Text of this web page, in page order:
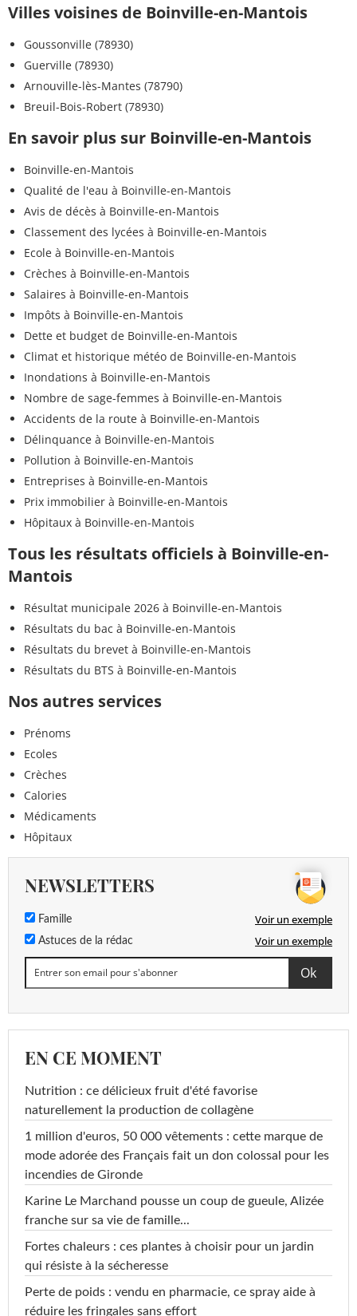
Villes voisines de Boinville-en-Mantois
Goussonville (78930)
Guerville (78930)
Arnouville-lès-Mantes (78790)
Breuil-Bois-Robert (78930)
En savoir plus sur Boinville-en-Mantois
Boinville-en-Mantois
Qualité de l'eau à Boinville-en-Mantois
Avis de décès à Boinville-en-Mantois
Classement des lycées à Boinville-en-Mantois
Ecole à Boinville-en-Mantois
Crèches à Boinville-en-Mantois
Salaires à Boinville-en-Mantois
Impôts à Boinville-en-Mantois
Dette et budget de Boinville-en-Mantois
Climat et historique météo de Boinville-en-Mantois
Inondations à Boinville-en-Mantois
Nombre de sage-femmes à Boinville-en-Mantois
Accidents de la route à Boinville-en-Mantois
Délinquance à Boinville-en-Mantois
Pollution à Boinville-en-Mantois
Entreprises à Boinville-en-Mantois
Prix immobilier à Boinville-en-Mantois
Hôpitaux à Boinville-en-Mantois
Tous les résultats officiels à Boinville-en-
Mantois
Résultat municipale 2026 à Boinville-en-Mantois
Résultats du bac à Boinville-en-Mantois
Résultats du brevet à Boinville-en-Mantois
Résultats du BTS à Boinville-en-Mantois
Nos autres services
Prénoms
Ecoles
Crèches
Calories
Médicaments
Hôpitaux
NEWSLETTERS
Famille Voir un exemple
Astuces de la rédac Voir un exemple
EN CE MOMENT
Nutrition : ce délicieux fruit d'été favorise
naturellement la production de collagène
1 million d'euros, 50 000 vêtements : cette marque de
mode adorée des Français fait un don colossal pour les
incendies de Gironde
Karine Le Marchand pousse un coup de gueule, Alizée
franche sur sa vie de famille...
Fortes chaleurs : ces plantes à choisir pour un jardin
qui résiste à la sécheresse
Perte de poids : vendu en pharmacie, ce spray aide à
réduire les fringales sans effort